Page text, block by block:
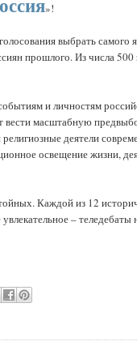
»!
выбрать самого
прошлого. Из числа
и личностям
масштабную
деятели
освещение жизни,
Каждой из 12
–